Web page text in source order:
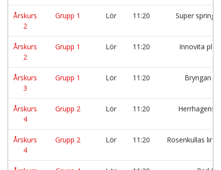
Årskurs
2
Grupp 1 Lör 11:20 Super
Årskurs
2
Grupp 1 Lör 11:20 Innovita
Årskurs
3
Grupp 1 Lör 11:20 Bryngan
Årskurs
4
Grupp 2 Lör 11:20 Herrhagens
Årskurs
4
Grupp 2 Lör 11:20 Rosenkullas